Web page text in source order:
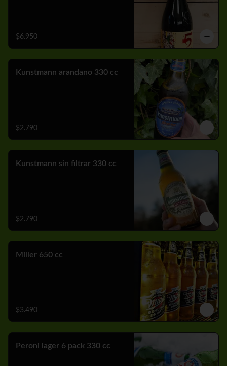
$6.950
Kunstmann arandano 330 cc
$2.790
Kunstmann sin filtrar 330 cc
$2.790
Miller 650 cc
$3.490
Peroni lager 6 pack 330 cc